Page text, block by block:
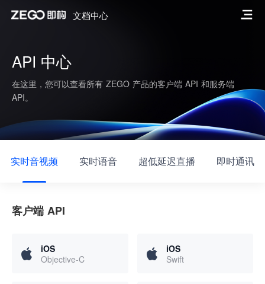
文档中心
API 中心
在这里，您可以查看所有 ZEGO 产品的客户端 API 和服务端
API。
实时音视频 实时语音 超低延迟直播 即时通讯
客户端 API
iOS
Objective-C
iOS
Swift